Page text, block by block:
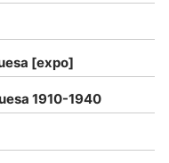
[expo]
1910-1940